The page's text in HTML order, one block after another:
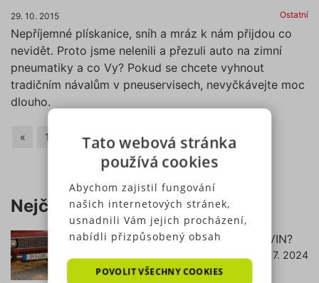
29. 10. 2015 Ostatní
Nepříjemné plískanice, sníh a mráz k nám přijdou co
nevidět. Proto jsme nelenili a přezuli auto na zimní
pneumatiky a co Vy? Pokud se chcete vyhnout
tradičním návalům v pneuservisech, nevyčkávejte moc
dlouho.
« 1 3 4
Nejčtenější články
Jak zjistit pojištění podle RZ (SPZ) a VIN?
číst dále 18. 7. 2024
Tato webová stránka
používá cookies
Abychom zajistil fungování
našich internetových stránek,
usnadnili Vám jejich procházení,
nabídli přizpůsobený obsah
analyzovat návštěvnost,
POVOLIT VŠECHNY COOKIES